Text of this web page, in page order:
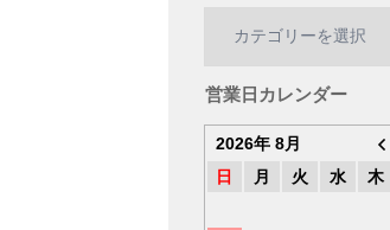
リ
営業日カレンダー
2026年 8月
日
月 火 水 木